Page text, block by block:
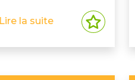
Lire la suite